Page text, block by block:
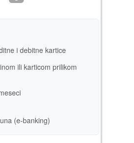
i debitne kartice
ili karticom prilikom
(e-banking)